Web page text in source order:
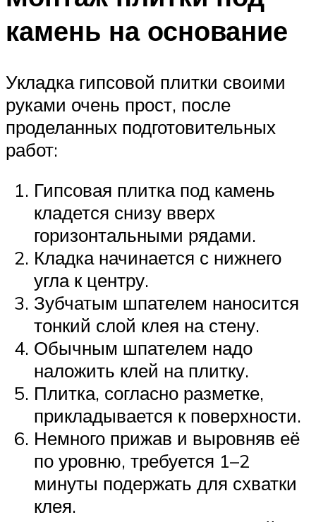
камень на основание
Укладка гипсовой плитки своими
руками очень прост, после
проделанных подготовительных
работ:
Гипсовая плитка под камень
кладется снизу вверх
горизонтальными рядами.
Кладка начинается с нижнего
угла к центру.
Зубчатым шпателем наносится
тонкий слой клея на стену.
Обычным шпателем надо
наложить клей на плитку.
Плитка, согласно разметке,
прикладывается к поверхности.
Немного прижав и выровняв её
по уровню, требуется 1–2
минуты подержать для схватки
клея.